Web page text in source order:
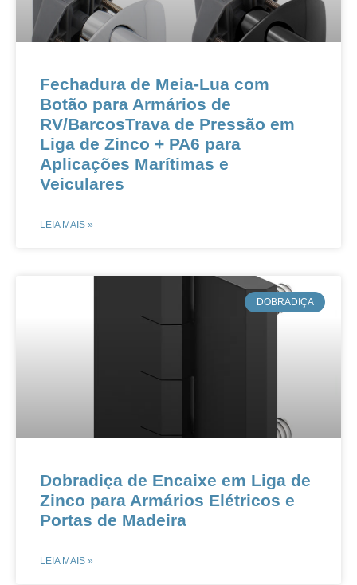
Fechadura de Meia-Lua com
Botão para Armários de
RV/BarcosTrava de Pressão em
Liga de Zinco + PA6 para
Aplicações Marítimas e
Veiculares
LEIA MAIS »
​DOBRADIÇA
​​​​​​​​​​Dobradiça de Encaixe em Liga de
Zinco para Armários Elétricos e
Portas de Madeira​​
LEIA MAIS »